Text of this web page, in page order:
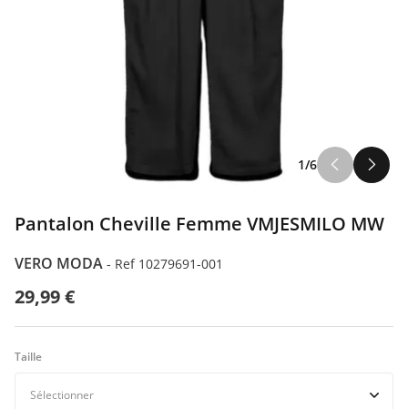
1/6
Pantalon Cheville Femme VMJESMILO MW
VERO MODA - Ref 10279691-001
29,99 €
Taille